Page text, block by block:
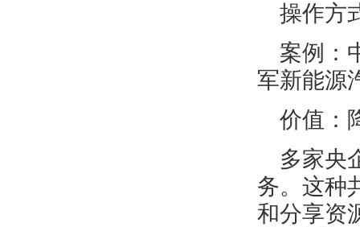
操作方
案例：
军新能源
价值：
多家央
务。这种
和分享资